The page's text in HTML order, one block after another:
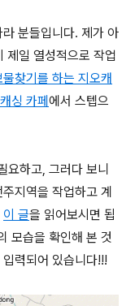
분들입니다. 제가 아
제일 열성적으로 작업
물찾기를 하는 지오캐
싱 카페 에서 스텝으
요하고, 그러다 보니
지역을 작업하고 계
이 글을 읽어보시면 됩
모습을 확인해 본 것
력되어 있습니다!!!